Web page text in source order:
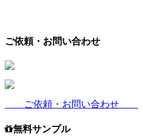
ご依頼・お問い合わせ
ご依頼・お問い合わせ
無料サンプル